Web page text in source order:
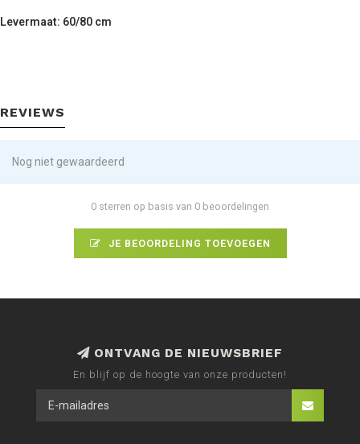
Levermaat: 60/80 cm
REVIEWS
Nog niet gewaardeerd
0 sterren op basis van 0 beoordelingen
JE BEOORDELING TOEVOEGEN
ONTVANG DE NIEUWSBRIEF
En blijf op de hoogte van onze producten!